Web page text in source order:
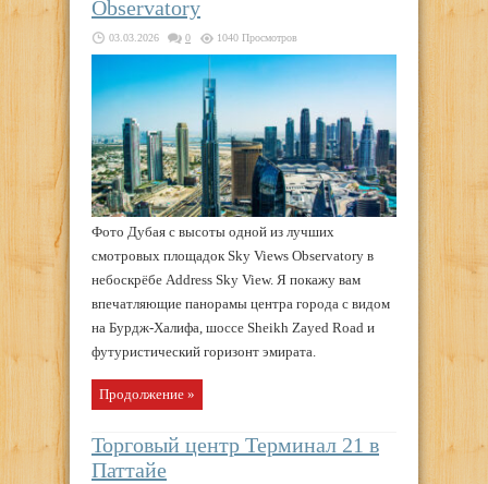
Observatory
03.03.2026 0 1040 Просмотров
Фото Дубая с высоты одной из лучших
смотровых площадок Sky Views Observatory в
небоскрёбе Address Sky View. Я покажу вам
впечатляющие панорамы центра города с видом
на Бурдж-Халифа, шоссе Sheikh Zayed Road и
футуристический горизонт эмирата.
Продолжение »
Торговый центр Терминал 21 в
Паттайе